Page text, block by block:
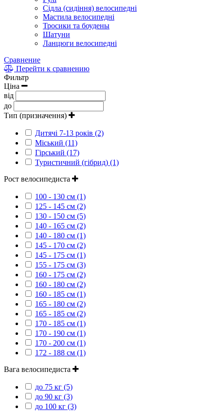
Сідла (сидіння) велосипедні
Мастила велосипедні
Тросики та боудены
Шатуни
Ланцюги велосипедні
Сравнение
Перейти к сравнению
Фильтр
Ціна
від
до
Тип (призначення)
Дитячі 7-13 років (2)
Міський (11)
Гірський (17)
Туристичний (гібрид) (1)
Рост велосипедиста
100 - 130 см (1)
125 - 145 см (2)
130 - 150 см (5)
140 - 165 см (2)
140 - 180 см (1)
145 - 170 см (2)
145 - 175 см (1)
155 - 175 см (3)
160 - 175 см (2)
160 - 180 см (2)
160 - 185 см (1)
165 - 180 см (2)
165 - 185 см (2)
170 - 185 см (1)
170 - 190 см (1)
170 - 200 см (1)
172 - 188 см (1)
Вага велосипедиста
до 75 кг (5)
до 90 кг (3)
до 100 кг (3)